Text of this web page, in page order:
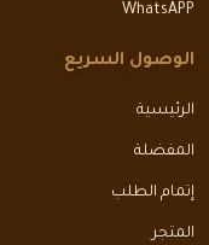
WhatsAPP
الوصول السريع
الرئيسية
المفضلة
إتمام الطلب
المتجر